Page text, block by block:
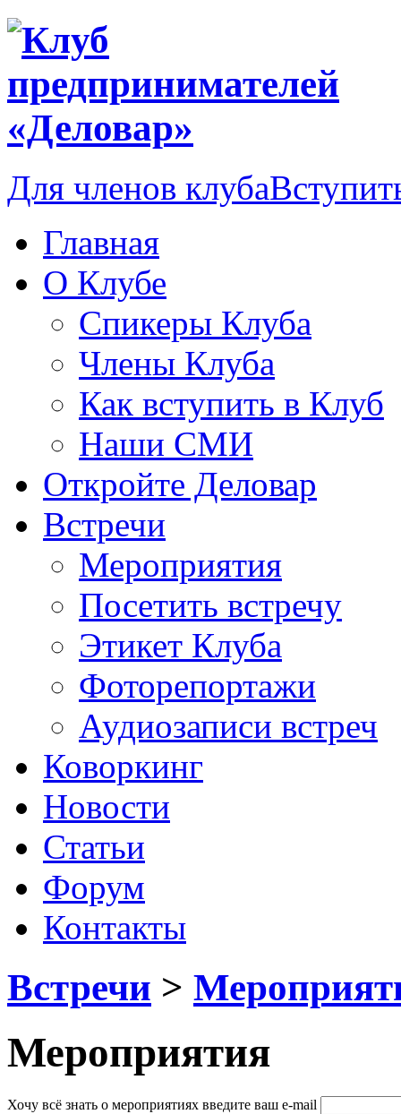
Для членов клуба
Главная
О Клубе
Спикеры Клуба
Члены Клуба
Как вступить в Клуб
Наши СМИ
Откройте Деловар
Встречи
Мероприятия
Посетить встречу
Этикет Клуба
Фоторепортажи
Аудиозаписи встреч
Коворкинг
Новости
Статьи
Форум
Контакты
Встречи >
Мероприятия
Хочу всё знать о мероприятиях введите ваш e-mail